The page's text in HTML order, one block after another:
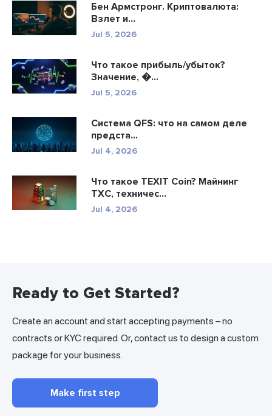
Бен Армстронг. Криптовалюта:
Взлет и...
Jul 5, 2026
Что такое прибыль/убыток?
Значение, �...
Jul 5, 2026
Система QFS: что на самом деле
предста...
Jul 4, 2026
Что такое TEXIT Coin? Майнинг
TXC, техничес...
Jul 4, 2026
Ready to Get Started?
Create an account and start accepting payments – no
contracts or KYC required. Or, contact us to design a custom
package for your business.
Make first step